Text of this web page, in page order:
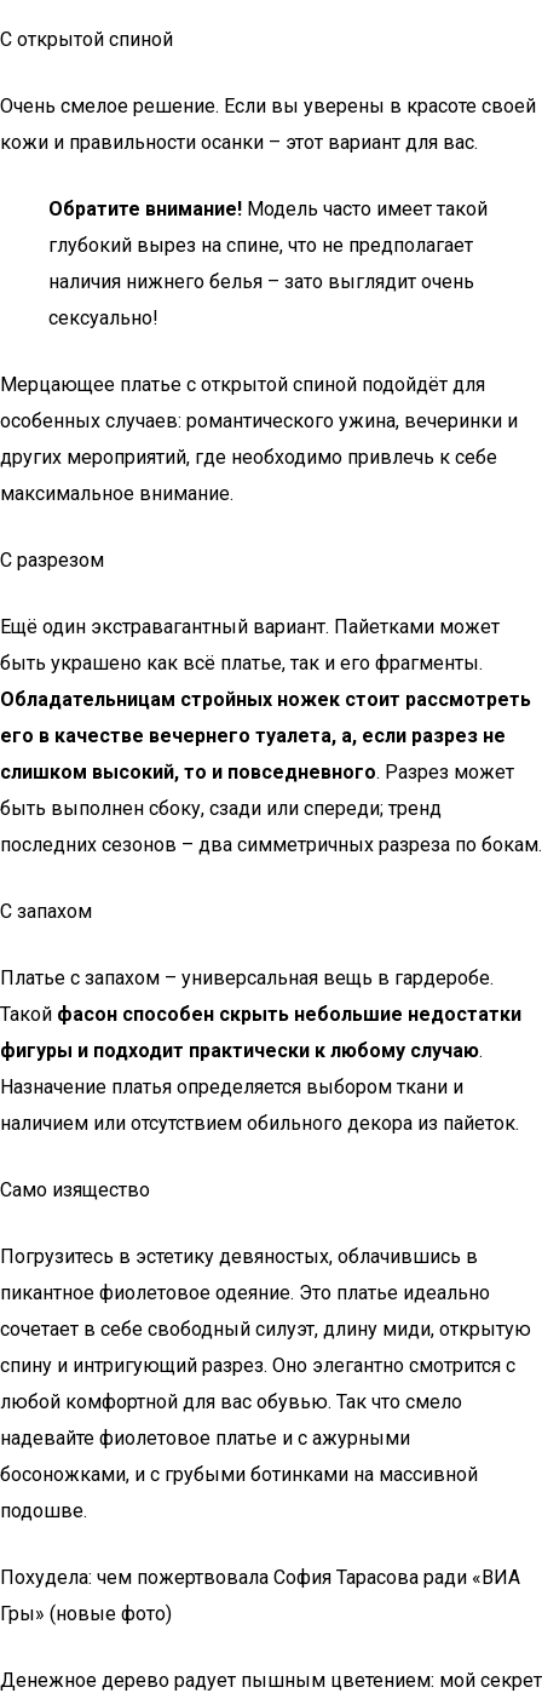
С открытой спиной
Очень смелое решение. Если вы уверены в красоте своей
кожи и правильности осанки – этот вариант для вас.
Обратите внимание! Модель часто имеет такой
глубокий вырез на спине, что не предполагает
наличия нижнего белья – зато выглядит очень
сексуально!
Мерцающее платье с открытой спиной подойдёт для
особенных случаев: романтического ужина, вечеринки и
других мероприятий, где необходимо привлечь к себе
максимальное внимание.
С разрезом
Ещё один экстравагантный вариант. Пайетками может
быть украшено как всё платье, так и его фрагменты.
Обладательницам стройных ножек стоит рассмотреть
его в качестве вечернего туалета, а, если разрез не
слишком высокий, то и повседневного. Разрез может
быть выполнен сбоку, сзади или спереди; тренд
последних сезонов – два симметричных разреза по бокам.
С запахом
Платье с запахом – универсальная вещь в гардеробе.
Такой фасон способен скрыть небольшие недостатки
фигуры и подходит практически к любому случаю.
Назначение платья определяется выбором ткани и
наличием или отсутствием обильного декора из пайеток.
Само изящество
Погрузитесь в эстетику девяностых, облачившись в
пикантное фиолетовое одеяние. Это платье идеально
сочетает в себе свободный силуэт, длину миди, открытую
спину и интригующий разрез. Оно элегантно смотрится с
любой комфортной для вас обувью. Так что смело
надевайте фиолетовое платье и с ажурными
босоножками, и с грубыми ботинками на массивной
подошве.
Похудела: чем пожертвовала София Тарасова ради «ВИА
Гры» (новые фото)
Денежное дерево радует пышным цветением: мой секрет